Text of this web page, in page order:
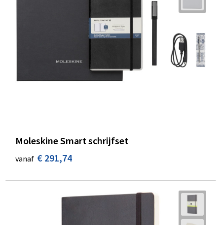
Moleskine Smart schrijfset
vanaf € 291,74